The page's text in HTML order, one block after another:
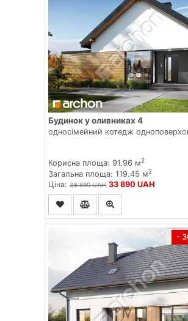
Будинок у оливниках 4
односімейний котедж
Корисна площа: 91.96 м2
Загальна площа: 119.45 м2
Ціна: 36 890 UAH 33 890 UAH
-